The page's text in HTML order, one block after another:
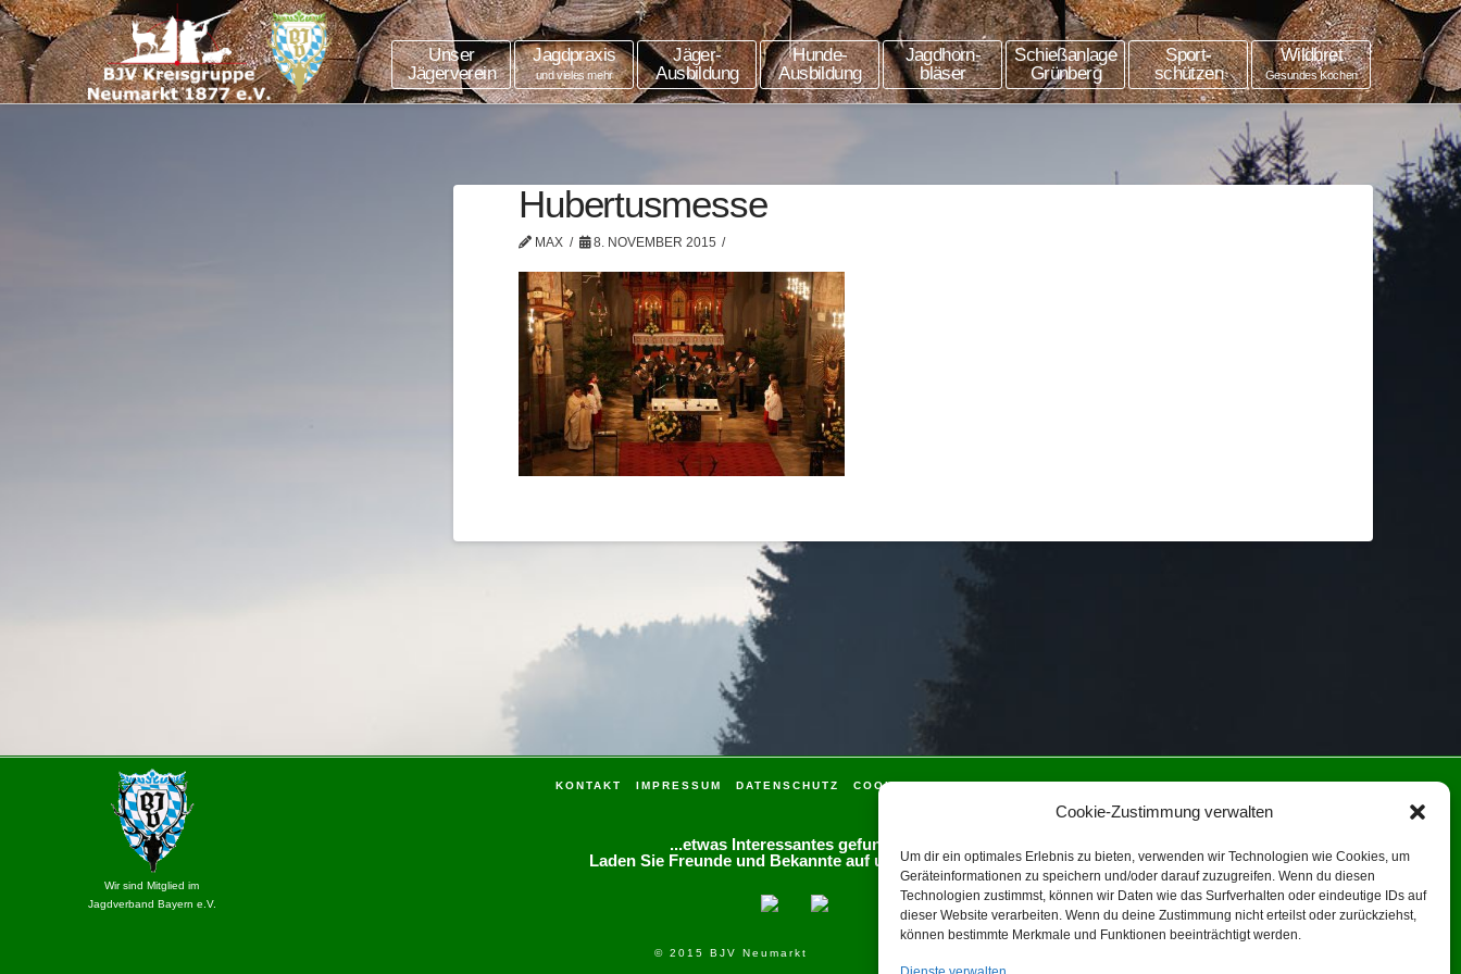
Cookie-Zustimmung verwalten
Um dir ein optimales Erlebnis zu bieten, verwenden wir Technologien wie Cookies, um
Geräteinformationen zu speichern und/oder darauf zuzugreifen. Wenn du diesen
Technologien zustimmst, können wir Daten wie das Surfverhalten oder eindeutige IDs auf
dieser Website verarbeiten. Wenn du deine Zustimmung nicht erteilst oder zurückziehst,
können bestimmte Merkmale und Funktionen beeinträchtigt werden.
Unser
Jägerverein
Jagdpraxis
und vieles mehr
Jäger-
Ausbildung
Hunde-
Ausbildung
Jagdhorn-
bläser
Schießanlage
Grünberg
Sport-
schützen
Wildbret
Gesundes Kochen
Hubertusmesse
MAX 8. NOVEMBER 2015
Wir sind Mitglied im
Jagdverband Bayern e.V.
KONTAKT IMPRESSUM DATENSCHUTZ COOKIE-RICHTLINIE (EU)
...etwas Interessantes gefunden?
Laden Sie Freunde und Bekannte auf unsere Seite ein!
© 2015 BJV Neumarkt